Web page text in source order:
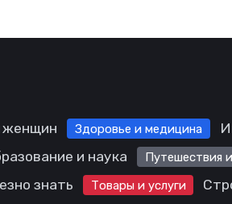
женщин Здоровье и медицина
и наука Путешествия
знать Товары и услуги